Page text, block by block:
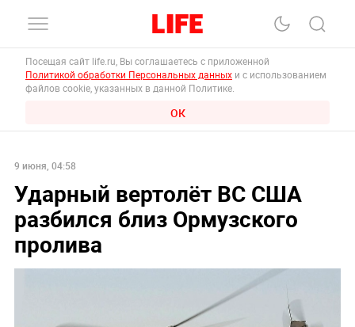
Посещая сайт life.ru, Вы соглашаетесь с приложенной
Политикой обработки Персональных данных и с использованием
файлов cookie, указанных в данной Политике.
ОК
9 июня, 04:58
Ударный вертолёт ВС США
разбился близ Ормузского
пролива